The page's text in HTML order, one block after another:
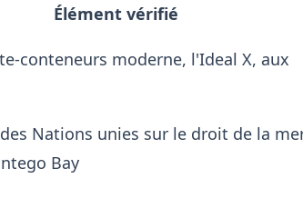
Élément vérifié
conteneurs moderne, l'Ideal X, aux
Nations unies sur le droit de la
Bay